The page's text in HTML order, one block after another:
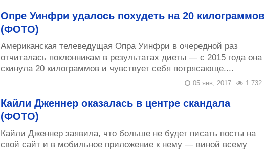
Опре Уинфри удалось похудеть на 20 килограммов
(ФОТО)
Американская телеведущая Опра Уинфри в очередной раз
отчиталась поклонникам в результатах диеты — с 2015 года она
скинула 20 килограммов и чувствует себя потрясающе....
1 732
05 янв, 2017
Кайли Дженнер оказалась в центре скандала
(ФОТО)
Кайли Дженнер заявила, что больше не будет писать посты на
свой сайт и в мобильное приложение к нему — виной всему